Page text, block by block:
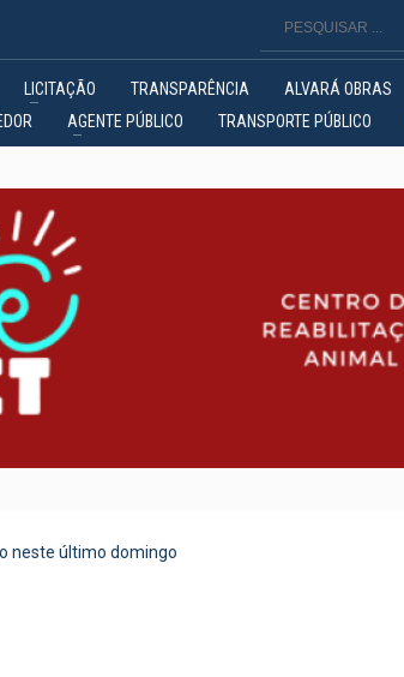
LICITAÇÃO TRANSPARÊNCIA ALVARÁ OBRAS
AGENTE PÚBLICO TRANSPORTE PÚBLICO
neste último domingo